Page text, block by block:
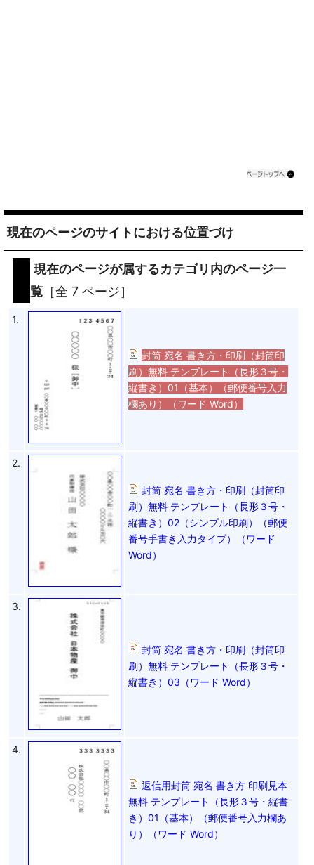
現在のページのサイトにおける位置づけ
現在のページが属するカテゴリ内のページ一
覧 ［全 7 ページ］
1.
封筒 宛名 書き方・印刷（封筒印
刷）無料 テンプレート（長形３号・
縦書き）01（基本）（郵便番号入力
欄あり）（ワード Word）
2.
封筒 宛名 書き方・印刷（封筒印
刷）無料 テンプレート（長形３号・
縦書き）02（シンプル印刷）（郵便
番号手書き入力タイプ）（ワード
Word）
3.
封筒 宛名 書き方・印刷（封筒印
刷）無料 テンプレート（長形３号・
縦書き）03（ワード Word）
4.
返信用封筒 宛名 書き方 印刷見本
無料 テンプレート（長形３号・縦書
き）01（基本）（郵便番号入力欄あ
り）（ワード Word）